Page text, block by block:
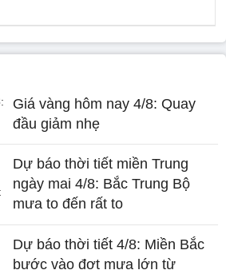
Giá vàng hôm nay 4/8: Quay
đầu giảm nhẹ
Dự báo thời tiết miền Trung
ngày mai 4/8: Bắc Trung Bộ
mưa to đến rất to
Dự báo thời tiết 4/8: Miền Bắc
bước vào đợt mưa lớn từ